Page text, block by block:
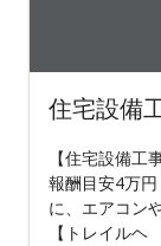
住宅設備
【住宅設備
報酬目安4万
に、エアコン
【トレイルヘ